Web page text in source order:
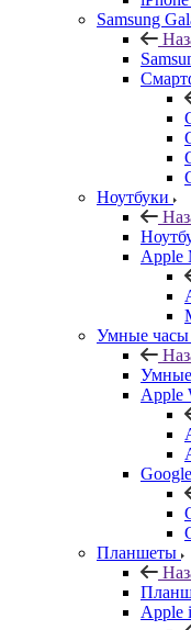
Samsung
Ноутбуки
Apple
Умные часы
Apple
Планшеты
Apple